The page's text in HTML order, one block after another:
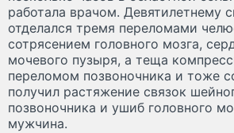
работала врачом. Девятилетнему
отделался тремя переломами
сотрясением головного мозга,
мочевого пузыря, а теща
переломом позвоночника и тоже
получил растяжение связок
позвоночника и ушиб головного
мужчина.